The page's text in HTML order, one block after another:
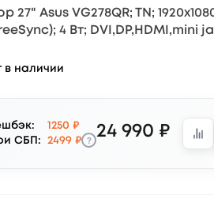
27" Asus VG278QR; TN;
4 Вт; DVI,DP,HDMI,mini
в наличии
1250 ₽
СБП:
2499 ₽ ?
24 990 ₽